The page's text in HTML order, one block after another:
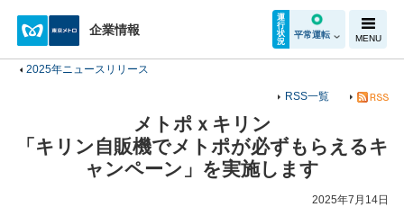
企業情報
運
行
状
況
平常運転 MENU
2025年ニュースリリース
RSS一覧
メトポｘキリン
「キリン自販機でメトポが必ずもらえるキ
ャンペーン」を実施します
2025年7月14日